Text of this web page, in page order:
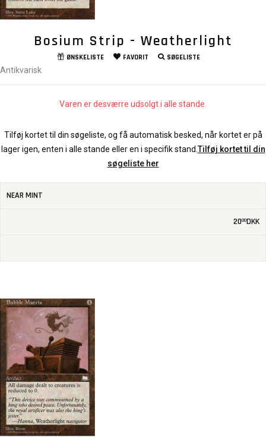
Bosium Strip - Weatherlight
ØNSKELISTE FAVORIT SØGELISTE
Antikvarisk
Varen er desværre udsolgt i alle stande.
Tilføj kortet til din søgeliste, og få automatisk besked, når kortet er på
lager igen, enten i alle stande eller en i specifik stand. Tilføj kortet til din
søgeliste her
NEAR MINT
2000DKK